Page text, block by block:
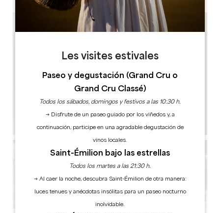
Les visites estivales
Paseo y degustación (Grand Cru o
Grand Cru Classé)
Todos los sábados, domingos y festivos a las 10:30 h.
→ Disfrute de un paseo guiado por los viñedos y, a
continuación, participe en una agradable degustación de
vinos locales.
Saint-Émilion bajo las estrellas
Todos los martes a las 21:30 h.
→ Al caer la noche, descubra Saint-Émilion de otra manera:
luces tenues y anécdotas insólitas para un paseo nocturno
inolvidable.